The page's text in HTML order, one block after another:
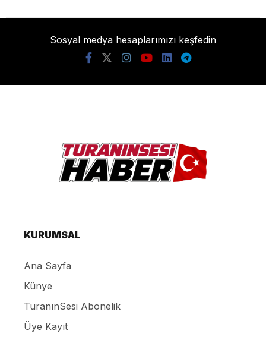
Sosyal medya hesaplarımızı keşfedin
KURUMSAL
Ana Sayfa
Künye
TuranınSesi Abonelik
Üye Kayıt